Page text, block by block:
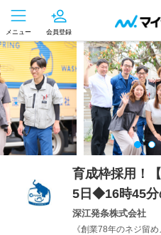
メニュー 会員登録
育成枠採用！
5日◆16時45分
深江発条株式会社
《創業78年のネジ留